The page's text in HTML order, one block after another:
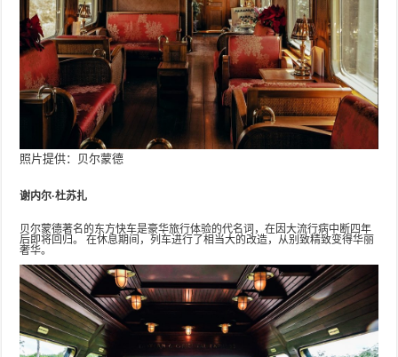
照片提供：贝尔蒙德
谢内尔·杜苏扎
贝尔蒙德著名的东方快车是豪华旅行体验的代名词，在因大流行病中断四年
后即将回归。 在休息期间，列车进行了相当大的改造，从别致精致变得华丽
奢华。